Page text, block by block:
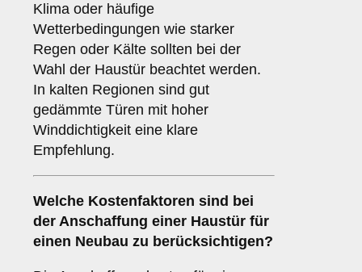
Klima oder häufige
Wetterbedingungen wie starker
Regen oder Kälte sollten bei der
Wahl der Haustür beachtet werden.
In kalten Regionen sind gut
gedämmte Türen mit hoher
Winddichtigkeit eine klare
Empfehlung.
Welche Kostenfaktoren sind bei
der Anschaffung einer Haustür für
einen Neubau zu berücksichtigen?